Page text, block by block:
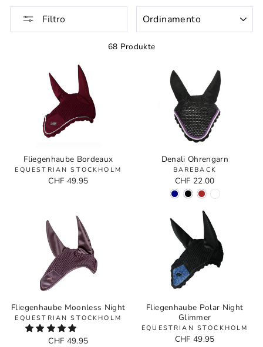
Filtro
68 Produkte
Fliegenhaube Bordeaux
EQUESTRIAN STOCKHOLM
CHF 49.95
Denali Ohrengarn
BAREBACK
CHF 22.00
Fliegenhaube Moonless Night
EQUESTRIAN STOCKHOLM
CHF 49.95
Fliegenhaube Polar Night
Glimmer
EQUESTRIAN STOCKHOLM
CHF 49.95